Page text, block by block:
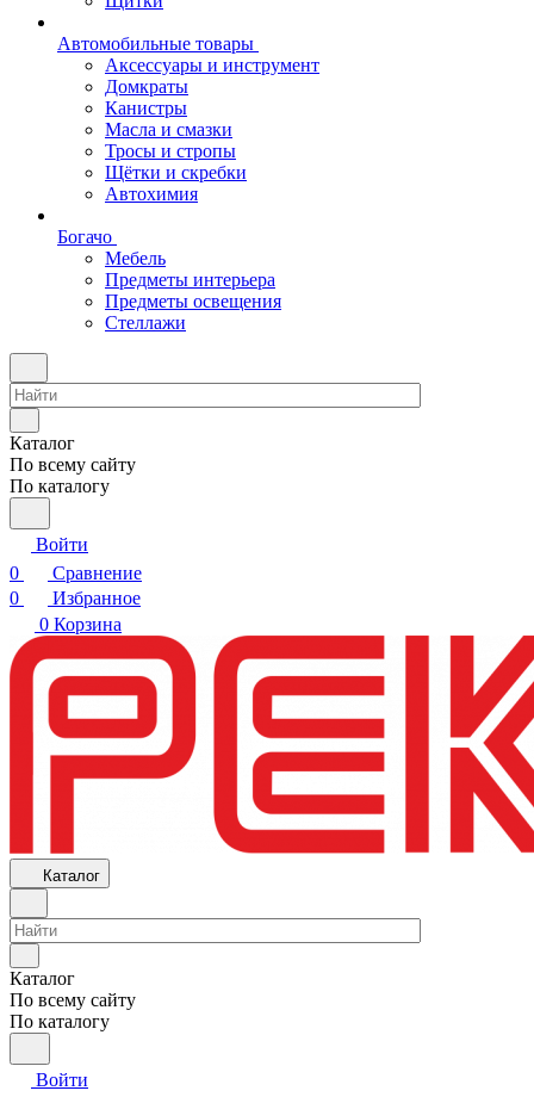
Автомобильные товары
Аксессуары и инструмент
Домкраты
Канистры
Масла и смазки
Тросы и стропы
Щётки и скребки
Автохимия
Богачо
Мебель
Предметы интерьера
Предметы освещения
Стеллажи
Каталог
По всему сайту
По каталогу
Войти
0
Сравнение
0
Избранное
0 Корзина
Каталог
Каталог
По всему сайту
По каталогу
Войти